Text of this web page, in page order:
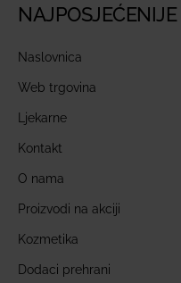
Naslovnica
Web trgovina
Ljekarne
Kontakt
O nama
Proizvodi na akciji
Kozmetika
Dodaci prehrani